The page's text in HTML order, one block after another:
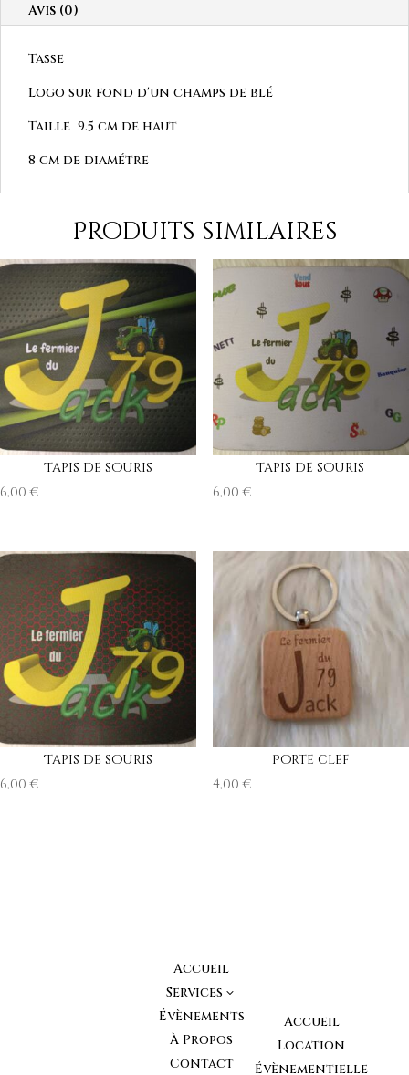
Avis (0)
Tasse
Logo sur fond d'un champs de blé
Taille 9.5 cm de haut
8 cm de diamétre
Produits similaires
Tapis de souris
6,00€
Tapis de souris
6,00€
Tapis de souris
6,00€
Porte clef
4,00€
Accueil
Services 3
Évènements
À Propos
Contact
Accueil
Location
Évènementielle